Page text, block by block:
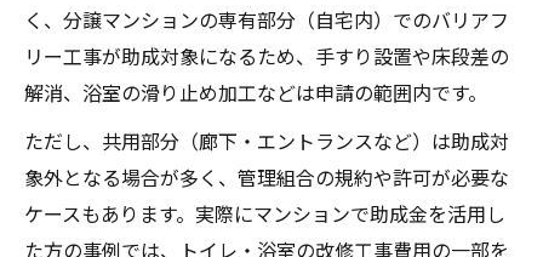
く、分譲マンションの専有部分（自宅内）でのバリアフ
リー工事が助成対象になるため、手すり設置や床段差の
解消、浴室の滑り止め加工などは申請の範囲内です。
ただし、共用部分（廊下・エントランスなど）は助成対
象外となる場合が多く、管理組合の規約や許可が必要な
ケースもあります。実際にマンションで助成金を活用し
た方の事例では、トイレ・浴室の改修工事費用の一部を